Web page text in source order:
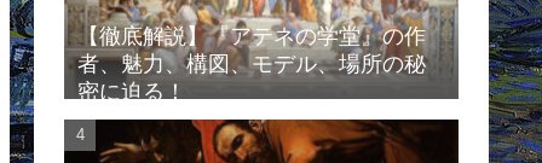
【徹底解説】『アテネの学堂』の作
者、魅力、構図、モデル、場所の秘
密に迫る！